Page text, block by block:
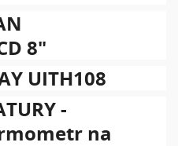
8"
UITH108
-
na